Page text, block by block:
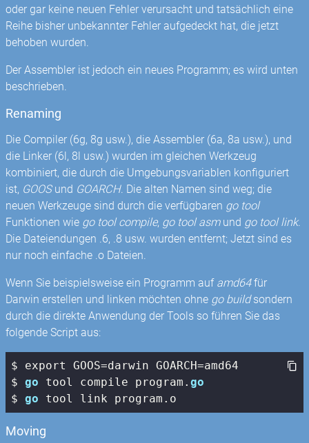
oder gar keine neuen Fehler verursacht und tatsächlich eine
Reihe bisher unbekannter Fehler aufgedeckt hat, die jetzt
behoben wurden.
Der Assembler ist jedoch ein neues Programm; es wird unten
beschrieben.
Renaming
Die Compiler (6g, 8g usw.), die Assembler (6a, 8a usw.), und
die Linker (6l, 8l usw.) wurden im gleichen Werkzeug
kombiniert, die durch die Umgebungsvariablen konfiguriert
ist, GOOSund GOARCH. Die alten Namen sind weg; die
neuen Werkzeuge sind durch die verfügbaren go tool
Funktionen wie go tool compile, go tool asmund go tool link.
Die Dateiendungen .6, .8 usw. wurden entfernt; Jetzt sind es
nur noch einfache .o Dateien.
Wenn Sie beispielsweise ein Programm auf amd64für
Darwin erstellen und linken möchten ohne go buildsondern
durch die direkte Anwendung der Tools so führen Sie das
folgende Script aus:
$ export GOOS=darwin GOARCH=amd64
$ go tool compile program.go
$ go tool link program.o
Moving